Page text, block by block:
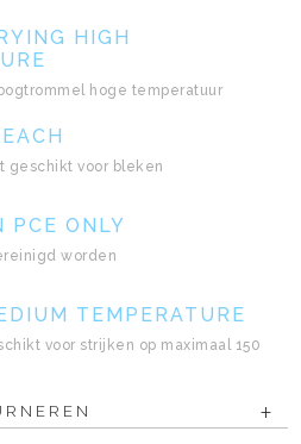
HIGH
hoge temperatuur
geschikt voor bleken
PCE ONLY
worden
TEMPERATURE
voor strijken op maximaal 150